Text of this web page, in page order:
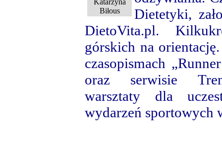
Katarzyna
Biłous
Dietetyki,
DietoVita.pl.
górskich na
czasopismach
oraz serwisie
warsztaty dla
wydarzeń sportowych